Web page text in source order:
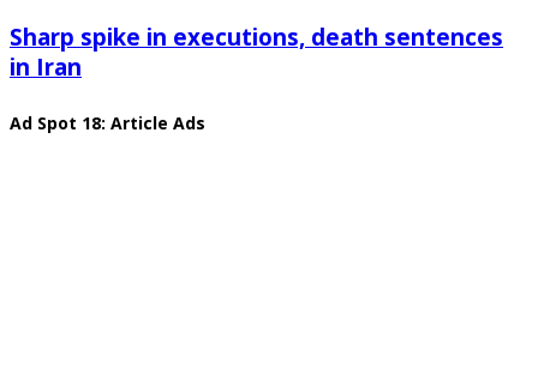
Sharp spike in executions, death sentences
in Iran
Ad Spot 18: Article Ads